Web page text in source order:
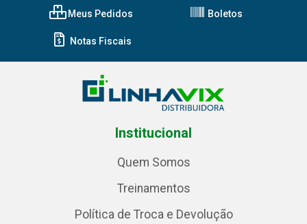
Meus Pedidos Boletos
Notas Fiscais
Institucional
Quem Somos
Treinamentos
Política de Troca e Devolução